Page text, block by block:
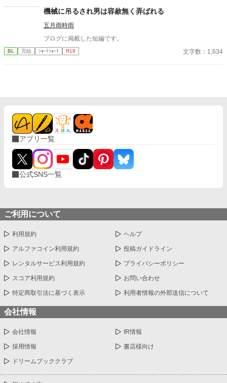
機械に吊るされ男は容赦無く弄ばれる
五月雨時雨
ブログに掲載した短編です。
BL 完結 ｼｮｰﾄｼｮｰﾄ R18 文字数：1,634
アプリ一覧
公式SNS一覧
ご利用について
利用規約 ヘルプ
アルファコイン利用規約 投稿ガイドライン
レンタルサービス利用規約 プライバシーポリシー
スコア利用規約 お問い合わせ
特定商取引法に基づく表示 利用者情報の外部送信について
会社情報
会社情報 IR情報
採用情報 書店様向け
ドリームブッククラブ